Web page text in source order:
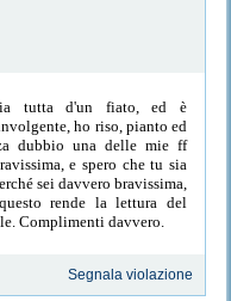
tutta d'un fiato, ed è
ho riso, pianto ed
dubbio una delle mie ff
e spero che tu sia
sei davvero bravissima,
rende la lettura del
Complimenti davvero.
Segnala violazione